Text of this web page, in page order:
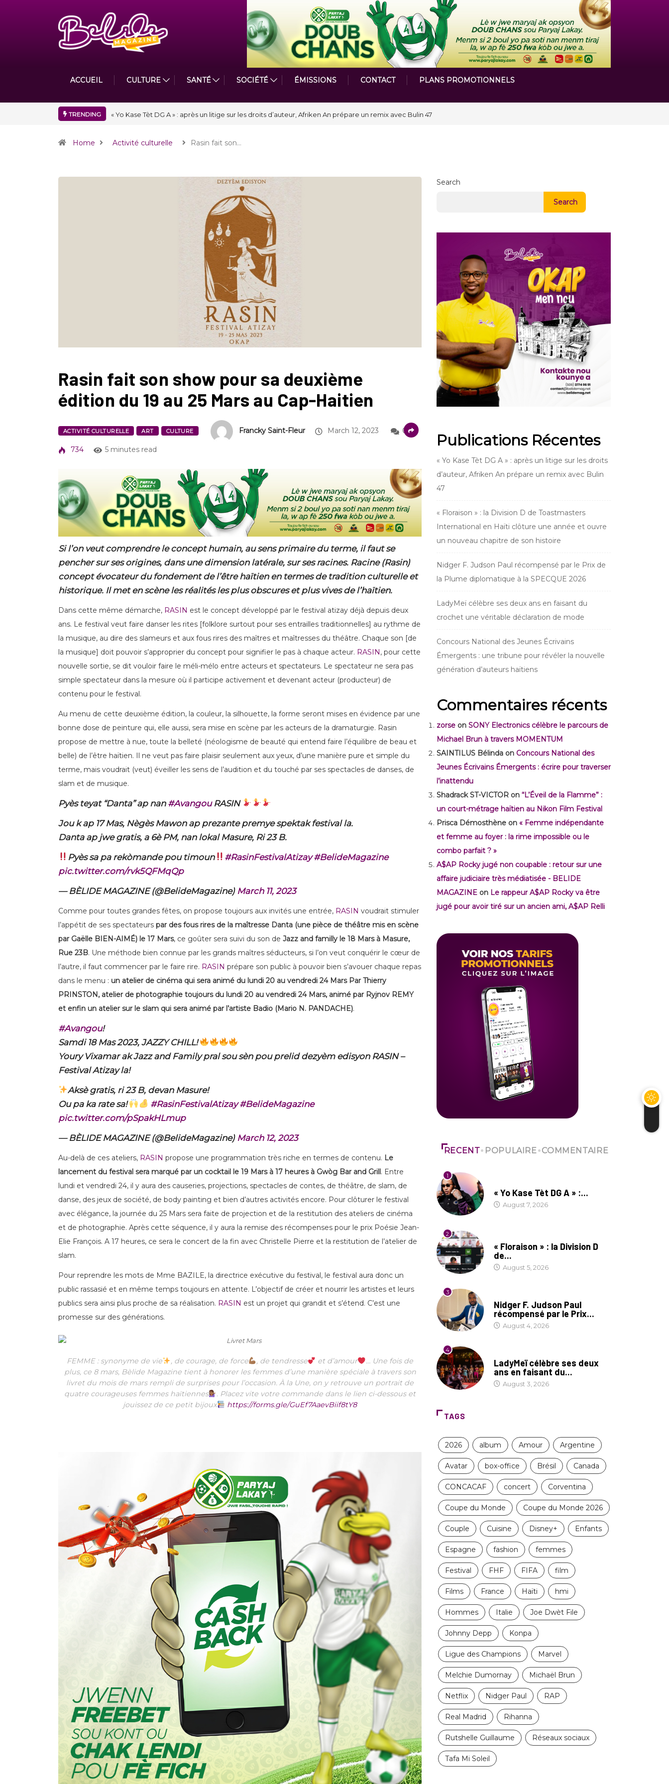
ACCUEIL CULTURE SANTÉ SOCIÉTÉ ÉMISSIONS CONTACT PLANS PROMOTIONNELS
TRENDING « Floraison » : la Division D de Toastmasters International en Haïti clôture une année et ouvre un nouveau chapitre de son histoire
Home Activité culturelle Rasin fait son…
Rasin fait son show pour sa deuxième
édition du 19 au 25 Mars au Cap-Haitien
ACTIVITÉ CULTURELLE ART CULTURE Francky Saint-Fleur March 12, 2023 0
734 5 minutes read
Si l’on veut comprendre le concept humain, au sens primaire du terme, il faut se
pencher sur ses origines, dans une dimension latérale, sur ses racines. Racine (Rasin)
concept évocateur du fondement de l’être haïtien en termes de tradition culturelle et
historique. Il met en scène les réalités les plus obscures et plus vives de l’haïtien.
Dans cette même démarche, RASIN est le concept développé par le festival atizay déjà depuis deux
ans. Le festival veut faire danser les rites [folklore surtout pour ses entrailles traditionnelles] au rythme de
la musique, au dire des slameurs et aux fous rires des maîtres et maîtresses du théâtre. Chaque son [de
la musique] doit pouvoir s’approprier du concept pour signifier le pas à chaque acteur. RASIN, pour cette
nouvelle sortie, se dit vouloir faire le méli-mélo entre acteurs et spectateurs. Le spectateur ne sera pas
simple spectateur dans la mesure où il participe activement et devenant acteur (producteur) de
contenu pour le festival.
Au menu de cette deuxième édition, la couleur, la silhouette, la forme seront mises en évidence par une
bonne dose de peinture qui, elle aussi, sera mise en scène par les acteurs de la dramaturgie. Rasin
propose de mettre à nue, toute la belleté (néologisme de beauté qui entend faire l’équilibre de beau et
belle) de l’être haïtien. Il ne veut pas faire plaisir seulement aux yeux, d’une manière pure et simple du
terme, mais voudrait (veut) éveiller les sens de l’audition et du touché par ses spectacles de danses, de
slam et de musique.
Pyès teyat “Danta” ap nan #AvangouRASIN
Jou k ap 17 Mas, Nègès Mawon ap prezante premye spektak festival la.
Danta ap jwe gratis, a 6è PM, nan lokal Masure, Ri 23 B.
Pyès sa pa rekòmande pou timoun
#RasinFestivalAtizay #BelideMagazine
pic.twitter.com/rvk5QFMqQp
— BÈLIDE MAGAZINE (@BelideMagazine) March 11, 2023
Comme pour toutes grandes fêtes, on propose toujours aux invités une entrée, RASIN voudrait stimuler
l’appétit de ses spectateurs par des fous rires de la maîtresse Danta (une pièce de théâtre mis en scène
par Gaëlle BIEN-AIMÉ) le 17 Mars, ce goûter sera suivi du son de Jazz and familly le 18 Mars à Masure,
Rue 23B. Une méthode bien connue par les grands maîtres séducteurs, si l’on veut conquérir le cœur de
l’autre, il faut commencer par le faire rire. RASIN prépare son public à pouvoir bien s’avouer chaque repas
dans le menu : un atelier de cinéma qui sera animé du lundi 20 au vendredi 24 Mars Par Thierry
PRINSTON, atelier de photographie toujours du lundi 20 au vendredi 24 Mars, animé par Ryjnov REMY
et enfin un atelier sur le slam qui sera animé par l’artiste Badio (Mario N. PANDACHE).
#Avangou!
Samdi 18 Mas 2023, JAZZY CHILL!
Youry Vixamar ak Jazz and Family pral sou sèn pou prelid dezyèm edisyon RASIN –
Festival Atizay la!
Aksè gratis, ri 23 B, devan Masure!
Ou pa ka rate sa!
#RasinFestivalAtizay #BelideMagazine
pic.twitter.com/pSpakHLmup
— BÈLIDE MAGAZINE (@BelideMagazine) March 12, 2023
Au-delà de ces ateliers, RASIN propose une programmation très riche en termes de contenu. Le
lancement du festival sera marqué par un cocktail le 19 Mars à 17 heures à Gwòg Bar and Grill. Entre
lundi et vendredi 24, il y aura des causeries, projections, spectacles de contes, de théâtre, de slam, de
danse, des jeux de société, de body painting et bien d’autres activités encore. Pour clôturer le festival
avec élégance, la journée du 25 Mars sera faite de projection et de la restitution des ateliers de cinéma
et de photographie. Après cette séquence, il y aura la remise des récompenses pour le prix Poésie Jean-
Elie François. A 17 heures, ce sera le concert de la fin avec Christelle Pierre et la restitution de l’atelier de
slam.
Pour reprendre les mots de Mme BAZILE, la directrice exécutive du festival, le festival aura donc un
public rassasié et en même temps toujours en attente. L’objectif de créer et nourrir les artistes et leurs
publics sera ainsi plus proche de sa réalisation. RASIN est un projet qui grandit et s’étend. C’est une
promesse sur des générations.
FEMME : synonyme de vie , de courage, de force , de tendresse et d’amour
… Une fois de
plus, ce 8 mars, Bèlide Magazine tient à honorer les femmes d’une manière spéciale à travers son
livret du mois de mars rempli de surprises pour l’occasion. À la Une, on y retrouve un portrait de
quatre courageuses femmes haïtiennes
. Placez vite votre commande dans le lien ci-dessous et
jouissez de ce petit bijoux
https://forms.gle/GuEf7AaevBiif8tY8
Search
Search
Publications Récentes
« Yo Kase Tèt DG A » : après un litige sur les droits
d’auteur, Afriken An prépare un remix avec Bulin
47
« Floraison » : la Division D de Toastmasters
International en Haïti clôture une année et ouvre
un nouveau chapitre de son histoire
Nidger F. Judson Paul récompensé par le Prix de
la Plume diplomatique à la SPECQUE 2026
LadyMeï célèbre ses deux ans en faisant du
crochet une véritable déclaration de mode
Concours National des Jeunes Écrivains
Émergents : une tribune pour révéler la nouvelle
génération d’auteurs haïtiens
Commentaires récents
zorse on SONY Electronics célèbre le parcours de
Michael Brun à travers MOMENTUM
SAINTILUS Bélinda on Concours National des
Jeunes Écrivains Émergents : écrire pour traverser
l’inattendu
Shadrack ST-VICTOR on “L’Éveil de la Flamme” :
un court-métrage haïtien au Nikon Film Festival
Prisca Démosthène on « Femme indépendante
et femme au foyer : la rime impossible ou le
combo parfait ? »
A$AP Rocky jugé non coupable : retour sur une
affaire judiciaire très médiatisée - BELIDE
MAGAZINE on Le rappeur A$AP Rocky va être
jugé pour avoir tiré sur un ancien ami, A$AP Relli
RECENT POPULAIRE COMMENTAIRE
1
« Yo Kase Tèt DG A » :...
August 7, 2026
2
« Floraison » : la Division D
de...
August 5, 2026
3
Nidger F. Judson Paul
récompensé par le Prix...
August 4, 2026
4
LadyMeï célèbre ses deux
ans en faisant du...
August 3, 2026
TAGS
2026 album Amour Argentine
Avatar box-office Brésil Canada
CONCACAF concert Corventina
Coupe du Monde Coupe du Monde 2026
Couple Cuisine Disney+ Enfants
Espagne fashion femmes
Festival FHF FIFA film
Films France Haïti hmi
Hommes Italie Joe Dwèt File
Johnny Depp Konpa
Ligue des Champions Marvel
Melchie Dumornay Michaël Brun
Netflix Nidger Paul RAP
Real Madrid Rihanna
Rutshelle Guillaume Réseaux sociaux
Tafa Mi Soleil